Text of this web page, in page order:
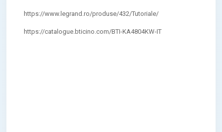
https://www.legrand.ro/produse/432/Tutoriale/
https://catalogue.bticino.com/BTI-KA4804KW-IT